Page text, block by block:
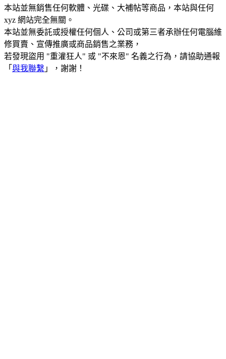
本站並無銷售任何軟體、光碟、大補帖等商品，本站與任何
xyz 網站完全無關。
本站並無委託或授權任何個人、公司或第三者承辦任何電腦維
修買賣、宣傳推廣或商品銷售之業務，
若發現盜用 "重灌狂人" 或 "不來恩" 名義之行為，請協助通報
「 與我聯繫 」，謝謝！